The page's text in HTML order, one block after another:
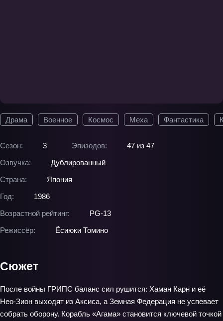
Драма Военное Космос Меха Фантастика
Сезон: 3 Эпизодов:
47 из 47
Озвучка:
Дублированный
Страна:
Япония
Год:
1986
Возрастной рейтинг:
PG-13
Режиссёр:
Ёсиюки Томино
Сюжет
После войны ГРИПС баланс сил рушится: Хаман Карн и её
Нео-Зион выходят из Аксиса, а Земная Федерация не успевает
собрать оборону. Корабль «Агама» становится ключевой точкой